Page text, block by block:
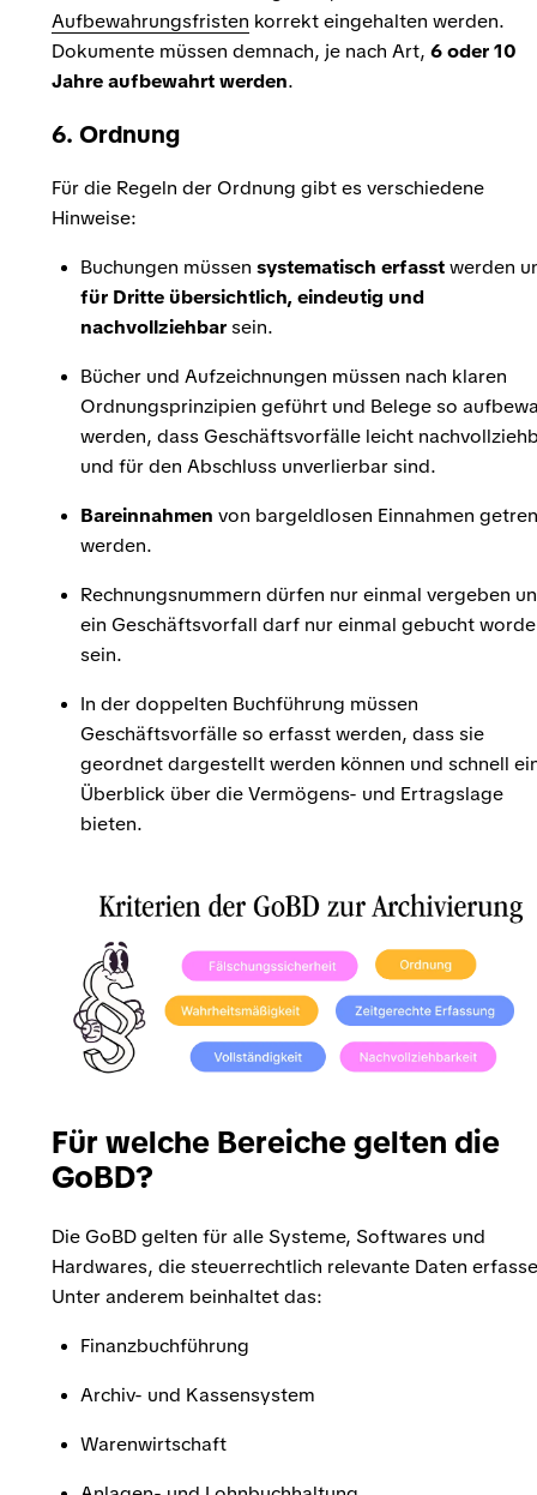
Aufbewahrungsfristen korrekt eingehalten werden.
Dokumente müssen demnach, je nach Art, 6 oder 10
Jahre aufbewahrt werden
6. Ordnung
Für die Regeln der Ordnung gibt es verschiedene
Hinweise:
Buchungen müssen systematisch erfasstwerden
für Dritte übersichtlich, eindeutig und
nachvollziehbar sein.
Bücher und Aufzeichnungen müssen nach klaren
Ordnungsprinzipien geführt und Belege so
werden, dass Geschäftsvorfälle leicht
und für den Abschluss unverlierbar sind.
Bareinnahmen von bargeldlosen Einnahmen
werden.
Rechnungsnummern dürfen nur einmal vergeben
ein Geschäftsvorfall darf nur einmal gebucht
sein.
In der doppelten Buchführung müssen
Geschäftsvorfälle so erfasst werden, dass sie
geordnet dargestellt werden können und schnell
Überblick über die Vermögens- und Ertragslage
bieten.
Für welche Bereiche gelten die
GoBD?
Die GoBD gelten für alle Systeme, Softwares und
Hardwares, die steuerrechtlich relevante Daten
Unter anderem beinhaltet das:
Finanzbuchführung
Archiv- und Kassensystem
Warenwirtschaft
Anlagen- und Lohnbuchhaltung